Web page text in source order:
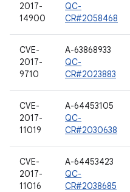
2017-
14900
QC-
CR#2058468
CVE-
2017-
9710
A-63868933
QC-
CR#2023883
CVE-
2017-
11019
A-64453105
QC-
CR#2030638
CVE-
2017-
11016
A-64453423
QC-
CR#2038685